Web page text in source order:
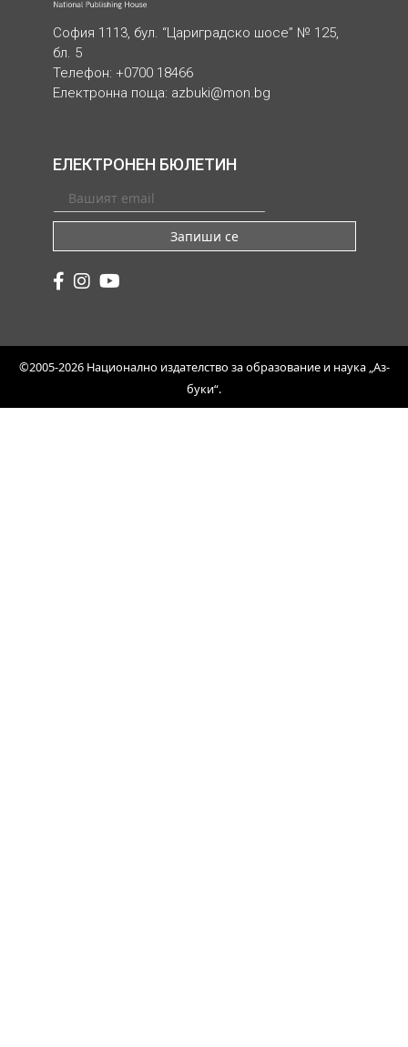
София 1113, бул. “Цариградско шосе” № 125,
бл. 5
Телефон: +0700 18466
Електронна поща: azbuki@mon.bg
ЕЛЕКТРОНЕН БЮЛЕТИН
Запиши се
©2005-2026 Национално издателство за образование и наука „Аз-
буки“.